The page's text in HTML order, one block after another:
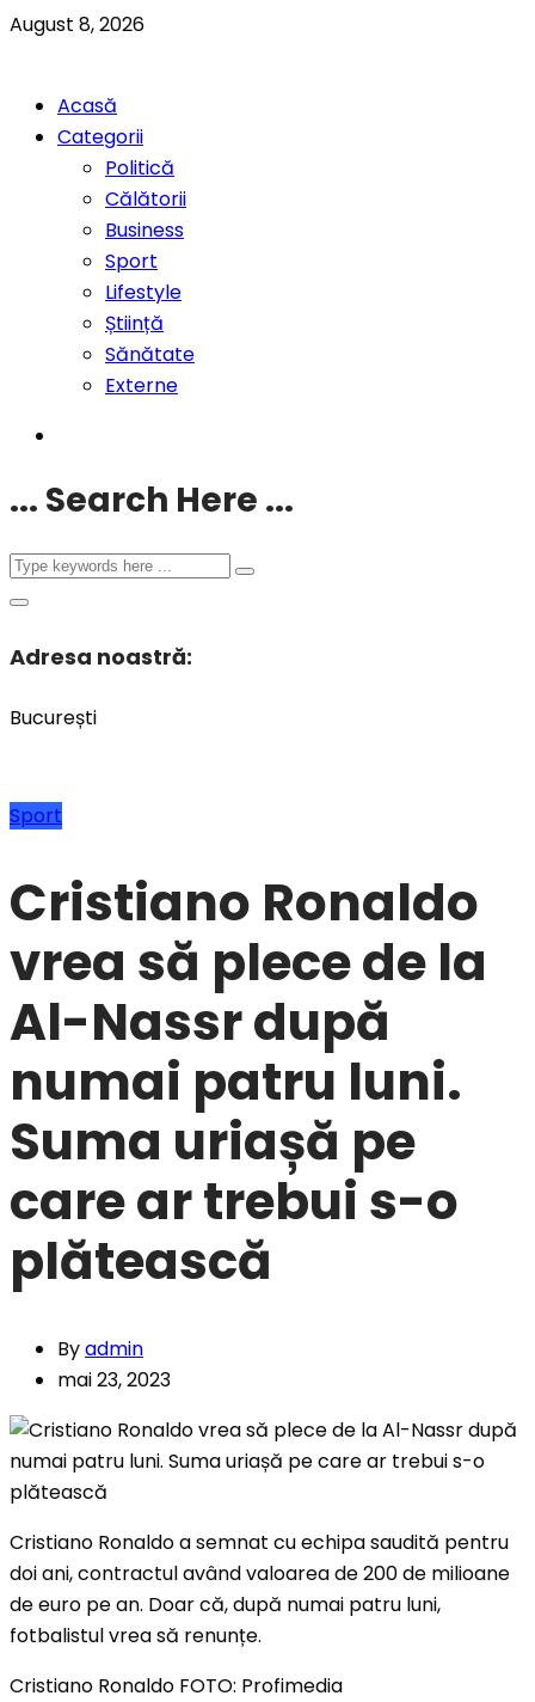
August 8, 2026
Acasă
Categorii
Politică
Călătorii
Business
Sport
Lifestyle
Știință
Sănătate
Externe
... Search Here ...
Adresa noastră:
București
Sport
Cristiano Ronaldo
vrea să plece de la
Al-Nassr după
numai patru luni.
Suma uriașă pe
care ar trebui s-o
plătească
Byadmin
mai 23, 2023
Cristiano Ronaldo a semnat cu echipa saudită pentru
doi ani, contractul având valoarea de 200 de milioane
de euro pe an. Doar că, după numai patru luni,
fotbalistul vrea să renunțe.
Cristiano Ronaldo FOTO: Profimedia